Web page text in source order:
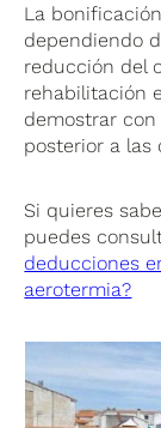
La
dependiendo
reducción del
rehabilitación
demostrar
posterior a las
Si quieres
puedes
deducciones
aerotermia?